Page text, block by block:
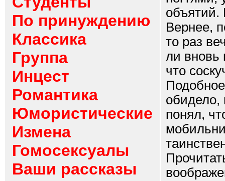
По принуждению
Классика
Группа
Инцест
Романтика
Юмористические
Измена
Гомосексуалы
Ваши рассказы
объятий.
Вернее,
то раз
ли вновь
что
обидело,
понял,